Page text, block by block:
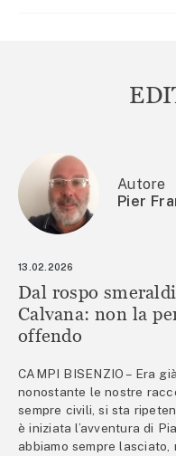
Autore
Pier
13.02.2026
Dal rospo
Calvana: non la
offendo
CAMPI BISENZIO – Era
nonostante le nostre
sempre civili, si sta
è iniziata l’avventura di
abbiamo sempre lasciato,